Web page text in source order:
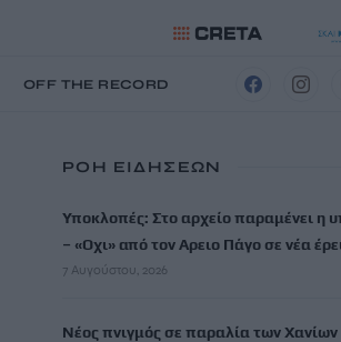
OFF THE RECORD
ΡΟΗ ΕΙΔΗΣΕΩΝ
Υποκλοπές: Στο αρχείο παραμένει η
– «Οχι» από τον Αρειο Πάγο σε νέα
7 Αυγούστου, 2026
Νέος πνιγμός σε παραλία των Χανίων